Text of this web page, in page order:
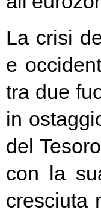
La crisi
e
tra due
in
del
con la
cresciuta